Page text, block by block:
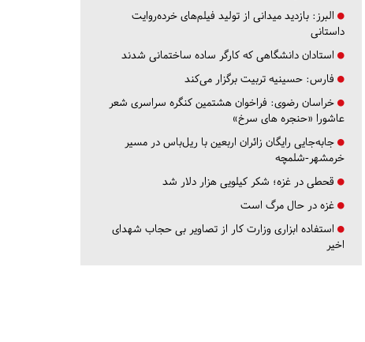
البرز: بازدید میدانی از تولید فیلم‌های خرده‌روایت
داستانی
استادان دانشگاهی که کارگر ساده ساختمانی شدند
فارس: حسینیه تربیت برگزار می‌کند
خراسان رضوی: فراخوان هشتمین کنگره سراسری شعر
عاشورا «حنجره های سرخ»
جابه‌جایی رایگان زائران اربعین با ریل‌باس در مسیر
خرمشهر-شلمچه
قحطی در غزه؛ شکر کیلویی هزار دلار شد
غزه در حال مرگ است
استفاده ابزاری وزارت کار از تصاویر بی حجاب شهدای
اخیر